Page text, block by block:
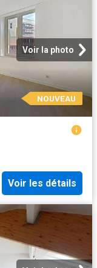
Voir la photo
NOUVEAU
Voir les détails